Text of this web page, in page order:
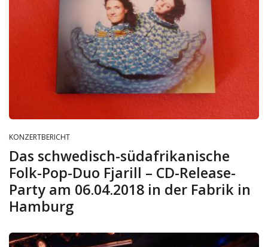
KONZERTBERICHT
Das schwedisch-südafrikanische
Folk-Pop-Duo Fjarill – CD-Release-
Party am 06.04.2018 in der Fabrik in
Hamburg